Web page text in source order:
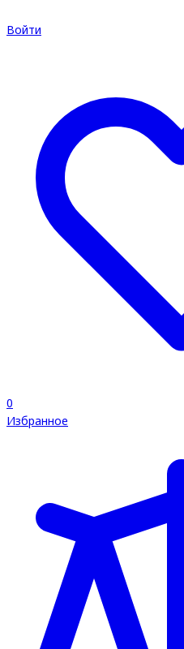
Войти
0
Избранное